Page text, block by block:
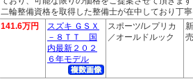
二輪整備資格を取得した整備士が在中しており丁
141.6万円
スズキ ＧＳＸ
－８ＴＴ 国
内最新２０２
６年モデル
スポーツ/レプリカ
／オールドルック